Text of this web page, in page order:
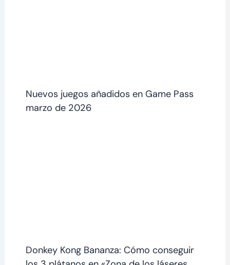
Nuevos juegos añadidos en Game Pass
marzo de 2026
Donkey Kong Bananza: Cómo conseguir